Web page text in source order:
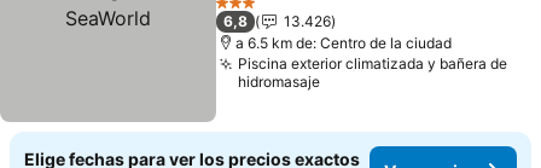
3 Estrellas
6,8
13.426
a 6.5 km de: Centro de la ciudad
Piscina exterior climatizada y bañera de
hidromasaje
Elige fechas para ver los precios exactos